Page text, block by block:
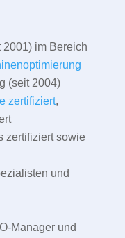
2001) im Bereich
(seit 2004)
zertifiziert,
zertifiziert sowie
und
Manager und